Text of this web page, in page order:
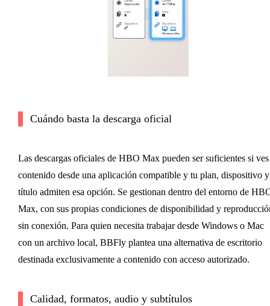
Cuándo basta la descarga oficial
Las descargas oficiales de HBO Max pueden ser suficientes si
contenido desde una aplicación compatible y tu plan, dispositivo y
título admiten esa opción. Se gestionan dentro del entorno de
Max, con sus propias condiciones de disponibilidad y
sin conexión. Para quien necesita trabajar desde Windows o Mac
con un archivo local, BBFly plantea una alternativa de escritorio
destinada exclusivamente a contenido con acceso autorizado.
Calidad, formatos, audio y subtítulos